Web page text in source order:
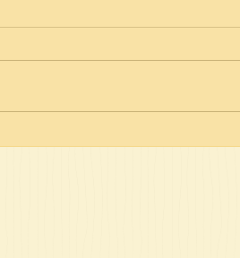
יין נסך או לא?